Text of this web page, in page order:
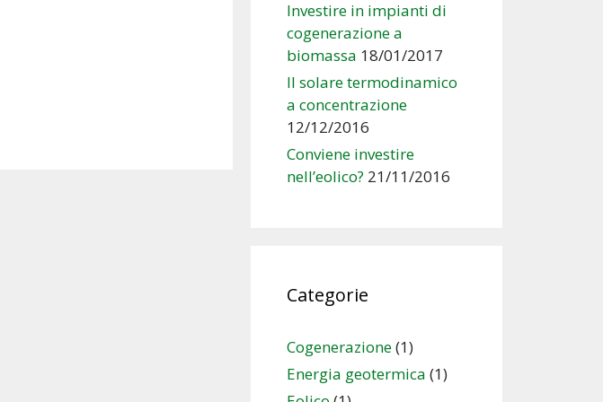
Investire in impianti di
cogenerazione a
biomassa 18/01/2017
Il solare termodinamico
a concentrazione
12/12/2016
Conviene investire
nell’eolico? 21/11/2016
Categorie
Cogenerazione(1)
Energia geotermica (1)